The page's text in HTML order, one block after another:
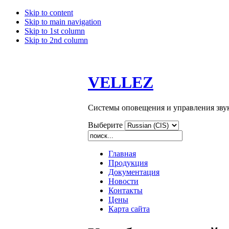
Skip to content
Skip to main navigation
Skip to 1st column
Skip to 2nd column
VELLEZ
Системы оповещения и управления
Выберите
Главная
Продукция
Документация
Новости
Контакты
Цены
Карта сайта